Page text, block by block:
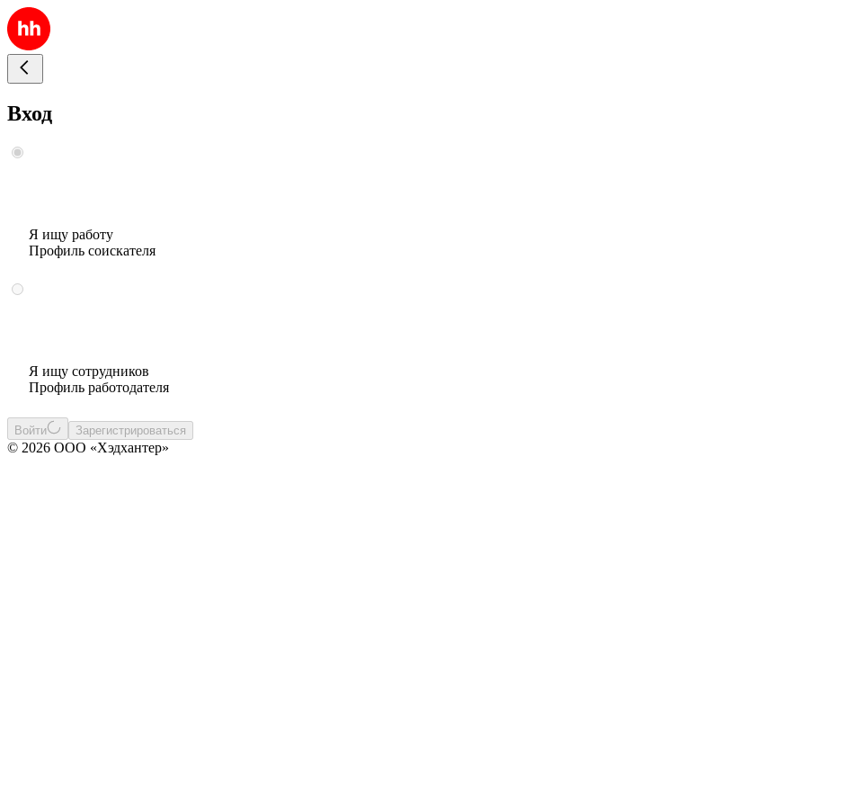
Вход
Я ищу работу
Профиль соискателя
Я ищу сотрудников
Профиль работодателя
Войти Зарегистрироваться
© 2026 ООО «Хэдхантер»